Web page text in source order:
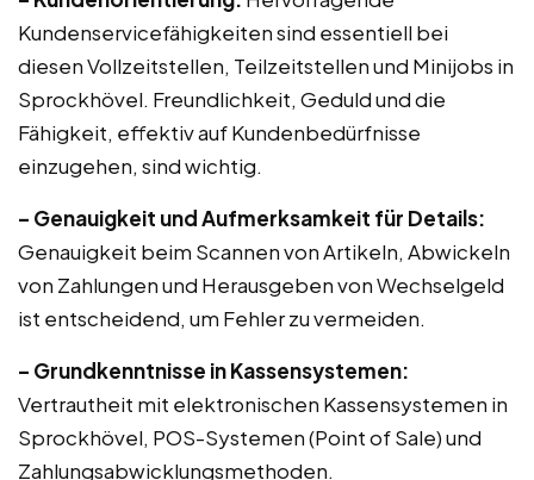
Kundenservicefähigkeiten sind essentiell bei
diesen Vollzeitstellen, Teilzeitstellen und Minijobs in
Sprockhövel. Freundlichkeit, Geduld und die
Fähigkeit, effektiv auf Kundenbedürfnisse
einzugehen, sind wichtig.
– Genauigkeit und Aufmerksamkeit für Details:
Genauigkeit beim Scannen von Artikeln, Abwickeln
von Zahlungen und Herausgeben von Wechselgeld
ist entscheidend, um Fehler zu vermeiden.
– Grundkenntnisse in Kassensystemen:
Vertrautheit mit elektronischen Kassensystemen in
Sprockhövel, POS-Systemen (Point of Sale) und
Zahlungsabwicklungsmethoden.